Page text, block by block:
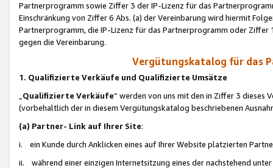
Partnerprogramm sowie Ziffer 3 der IP-Lizenz für das
Einschränkung von Ziffer 6 Abs. (a) der Vereinbarung wird hiermit
Partnerprogramm, die IP-Lizenz für das Partnerprogramm oder
gegen die Vereinbarung.
Vergütungskatalog für das
1. Qualifizierte Verkäufe und Qualifizierte Umsätze
Qualifizierte Verkäufe“ werden von uns mit den in Ziffer 3
(vorbehaltlich der in diesem Vergütungskatalog beschriebenen
(a) Partner- Link auf Ihrer Site:
i. ein Kunde durch Anklicken eines auf Ihrer Website platzierten
ii. während einer einzigen Internetsitzung eines der nachstehend